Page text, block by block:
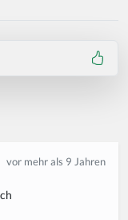
vor mehr als 9 Jahren